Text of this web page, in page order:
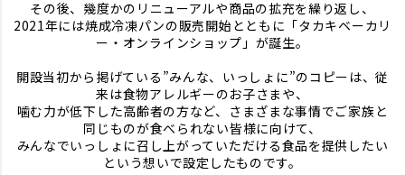
その後、幾度かのリニューアルや商品の拡充を繰り返し、
2021年には焼成冷凍パンの販売開始とともに「タカキベーカリ
ー・オンラインショップ」が誕生。
開設当初から掲げている”みんな、いっしょに”のコピーは、従
来は食物アレルギーのお子さまや、
噛む力が低下した高齢者の方など、さまざまな事情でご家族と
同じものが食べられない皆様に向けて、
みんなでいっしょに召し上がっていただける食品を提供したい
という想いで設定したものです。